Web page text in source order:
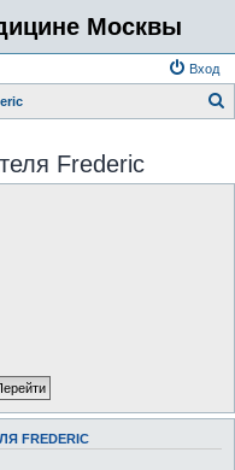
Москвы
Вход
с
Frederic
FREDERIC